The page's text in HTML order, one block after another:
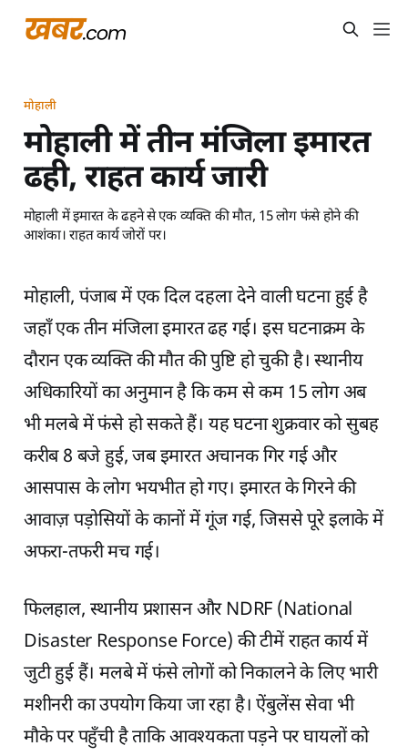
मोहाली
मोहाली में तीन मंजिला इमारत
ढही, राहत कार्य जारी
मोहाली में इमारत के ढहने से एक व्यक्ति की मौत, 15 लोग फंसे होने की
आशंका। राहत कार्य जोरों पर।
मोहाली, पंजाब में एक दिल दहला देने वाली घटना हुई है
जहाँ एक तीन मंजिला इमारत ढह गई। इस घटनाक्रम के
दौरान एक व्यक्ति की मौत की पुष्टि हो चुकी है। स्थानीय
अधिकारियों का अनुमान है कि कम से कम 15 लोग अब
भी मलबे में फंसे हो सकते हैं। यह घटना शुक्रवार को सुबह
करीब 8 बजे हुई, जब इमारत अचानक गिर गई और
आसपास के लोग भयभीत हो गए। इमारत के गिरने की
आवाज़ पड़ोसियों के कानों में गूंज गई, जिससे पूरे इलाके में
अफरा-तफरी मच गई।
फिलहाल, स्थानीय प्रशासन और NDRF (National
Disaster Response Force) की टीमें राहत कार्य में
जुटी हुई हैं। मलबे में फंसे लोगों को निकालने के लिए भारी
मशीनरी का उपयोग किया जा रहा है। ऐंबुलेंस सेवा भी
मौके पर पहुँची है ताकि आवश्यकता पड़ने पर घायलों को